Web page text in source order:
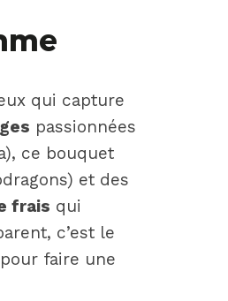
qui capture
passionnées
ce bouquet
et des
frais qui
c’est le
faire une